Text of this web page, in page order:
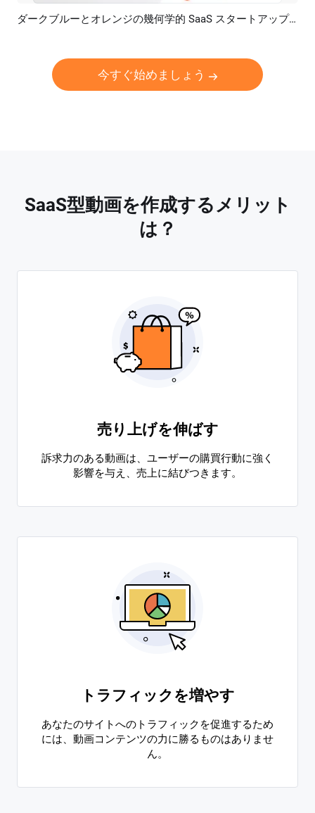
プレビュー AI再生成 ダークブルーとオレンジの幾何学的 SaaS スタートアップ ビデオ
今すぐ始めましょう
SaaS型動画を作成するメリット
は？
売り上げを伸ばす
訴求力のある動画は、ユーザーの購買行動に強く
影響を与え、売上に結びつきます。
トラフィックを増やす
あなたのサイトへのトラフィックを促進するため
には、動画コンテンツの力に勝るものはありませ
ん。